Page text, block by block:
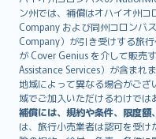
ン州では、補償はオハイオ州
Company および同州コロンバ
Company）が引き受けする旅
が Cover Genius を介して販売
Assistance Services）が含まれ
地域によって異なる場合がご
域でご加入いただけるわけでは
補償には、規約や条件、限度額
は、旅行小売業者は認可を受
Magyar
Íslenska
Bahasa Indonesia
latviešu
Lietuviškai
Bahasa Melayu
Română